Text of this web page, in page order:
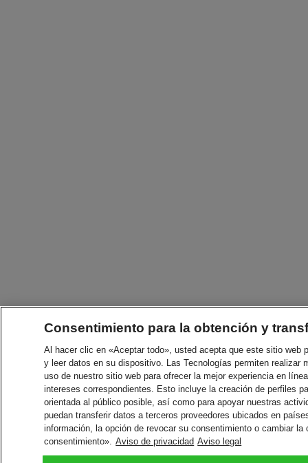
Consentimiento para la obtención y
Al hacer clic en «Aceptar todo», usted acepta que este sitio
y leer datos en su dispositivo. Las Tecnologías permiten
uso de nuestro sitio web para ofrecer la mejor experiencia en
intereses correspondientes. Esto incluye la creación de perfiles
orientada al público posible, así como para apoyar nuestras
puedan transferir datos a terceros proveedores ubicados en
información, la opción de revocar su consentimiento o cambiar
consentimiento». Aviso de privacidad Aviso legal